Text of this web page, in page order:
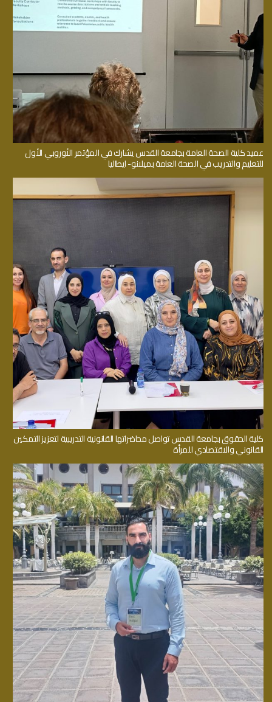
عميد كلية الصحة العامة بجامعة القدس يشارك في المؤتمر الأوروبي الأول
للتعليم والتدريب في الصحة العامة بميلانو- ايطاليا
كلية الحقوق بجامعة القدس تواصل محاضراتها القانونية التدريبية لتعزيز التمكين
القانوني والاقتصادي للمرأة